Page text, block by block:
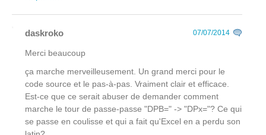
daskroko 07/07/2014
Merci beaucoup
ça marche merveilleusement. Un grand merci pour le
code source et le pas-à-pas. Vraiment clair et efficace.
Est-ce que ce serait abuser de demander comment
marche le tour de passe-passe "DPB=" -> "DPx="? Ce qui
se passe en coulisse et qui a fait qu'Excel en a perdu son